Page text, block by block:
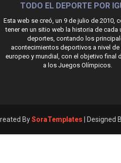
TODO EL DEPORTE POR
Esta web se creó, un 9 de julio de 2010,
tener en un sitio web la historia de cada
deportes, contando los
acontecimientos deportivos a nivel de
europeo y mundial, con el objetivo final
a los Juegos Olímpicos.
BySoraTemplates | Designed